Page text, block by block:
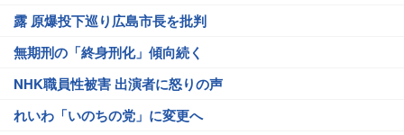
露 原爆投下巡り広島市長を批判
無期刑の「終身刑化」傾向続く
NHK職員性被害 出演者に怒りの声
れいわ「いのちの党」に変更へ